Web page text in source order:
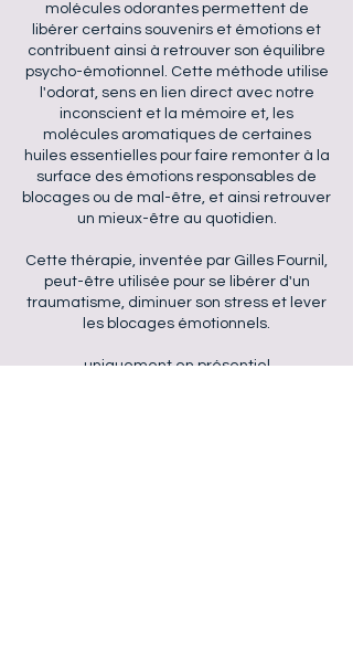
molécules odorantes permettent de
libérer certains souvenirs et émotions et
contribuent ainsi à retrouver son équilibre
psycho-émotionnel. Cette méthode utilise
l'odorat, sens en lien direct avec notre
inconscient et la mémoire et, les
molécules aromatiques de certaines
huiles essentielles pour faire remonter à la
surface des émotions responsables de
blocages ou de mal-être, et ainsi retrouver
un mieux-être au quotidien.
Cette thérapie, inventée par Gilles Fournil,
peut-être utilisée pour se libérer d'un
traumatisme, diminuer son stress et lever
les blocages émotionnels.
uniquement en présentiel